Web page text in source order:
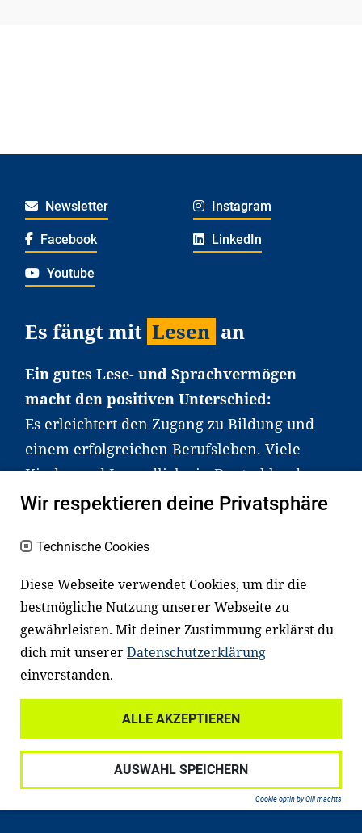
Newsletter Instagram
Facebook LinkedIn
Youtube
Es fängt mit Lesen an
Ein gutes Lese- und Sprachvermögen
macht den positiven Unterschied:
Es erleichtert den Zugang zu Bildung und
einem erfolgreichen Berufsleben. Viele
Kinder und Jugendliche in Deutschland
haben aber große Schwierigkeiten dabei.
an Familien sowie an Erzieher*innen,
Fachexpert*innen. Dafür arbeiten wir eng
mit Ministerien, wissenschaftlichen
Einrichtungen, Verbänden, Unternehmen
und anderen Stiftungen zusammen.
Datenschutz
Haftungsausschluss
Impressum
Wir respektieren deine Privatsphäre
Technische Cookies
Diese Webseite verwendet Cookies, um dir die
bestmögliche Nutzung unserer Webseite zu
gewährleisten. Mit deiner Zustimmung erklärst du
dich mit unsererDatenschutzerklärung
einverstanden.
ALLE AKZEPTIEREN
AUSWAHL SPEICHERN
Cookie optin by Olli machts